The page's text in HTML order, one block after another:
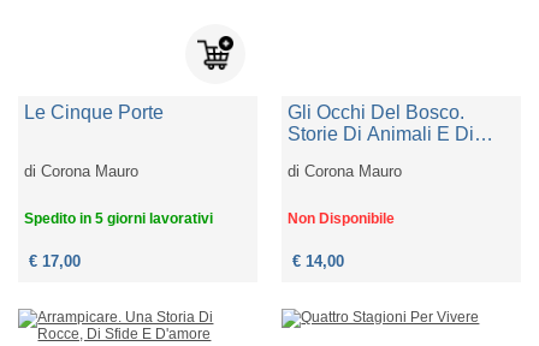
Le Cinque Porte
diCorona Mauro
Spedito in 5 giorni lavorativi
€ 17,00
Gli Occhi Del Bosco.
Storie Di Animali E Di
diCorona Mauro
Non Disponibile
€ 14,00